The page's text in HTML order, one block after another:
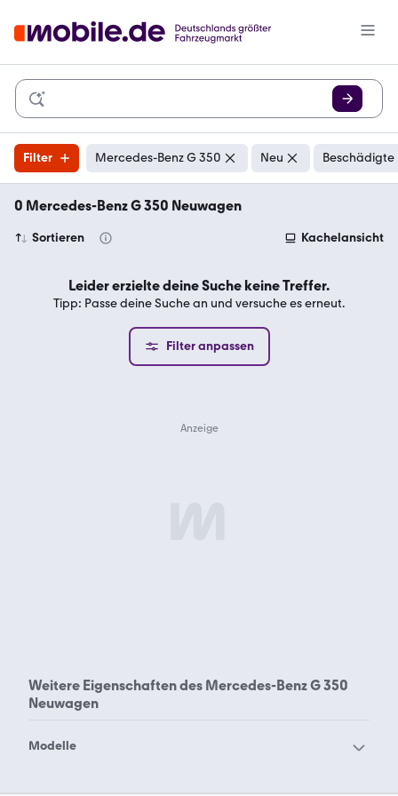
Filter Mercedes-Benz G 350 Neu Beschädigte
0 Mercedes-Benz G 350 Neuwagen
Sortieren Kachelansicht
Leider erzielte deine Suche keine Treffer.
Tipp: Passe deine Suche an und versuche es erneut.
Filter anpassen
Weitere Eigenschaften des Mercedes-Benz G 350
Neuwagen
Modelle